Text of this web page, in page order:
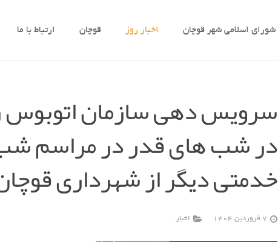
شورای اسلامی شهر قوچان اخبار روز قوچان ارتباط با ما
سرویس دهی سازمان اتوبوس
در شب های قدر در مراسم
خدمتی دیگر از شهرداری
7 فروردین 1404 اخبار